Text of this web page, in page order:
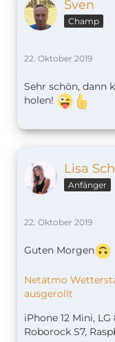
Sven
Champ
22. Oktober 2019
Sehr schön, dann
holen!
Lisa
Anfänger
22. Oktober 2019
Guten Morgen
Netatmo
ausgerollt
iPhone 12 Mini,
Roborock S7,